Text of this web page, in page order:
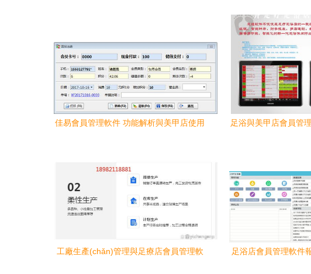
佳易會員管理軟件 功能解析與美甲店使用
足浴與美甲店會員管
工廠生產(chǎn)管理與足療店會員管理軟
足浴店會員管理軟件